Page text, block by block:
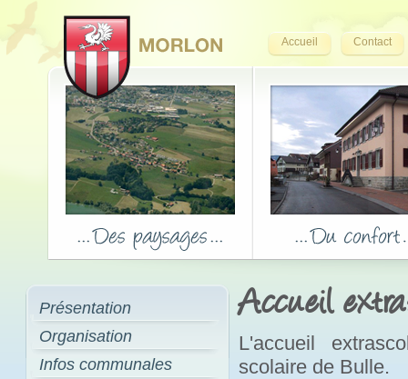
Accueil Contact
Présentation
Organisation
Infos communales
Accueil
L'accueil
scolaire de Bulle.